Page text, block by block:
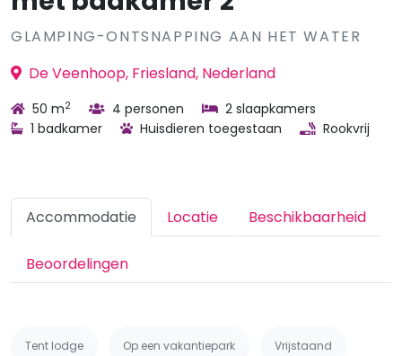
GLAMPING-ONTSNAPPING AAN HET WATER
De Veenhoop, Friesland, Nederland
50 m2 4 personen
2 slaapkamers
1 badkamer
Huisdieren toegestaan Rookvrij
Accommodatie Locatie Beschikbaarheid
Beoordelingen
Tent lodge Op een vakantiepark Vrijstaand